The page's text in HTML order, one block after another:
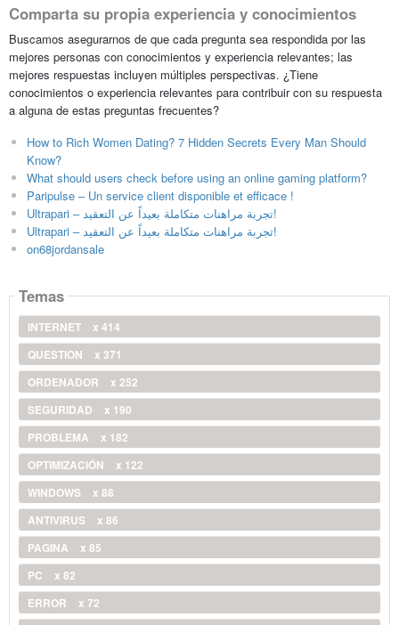
Comparta su propia experiencia y conocimientos
Buscamos asegurarnos de que cada pregunta sea respondida por las
mejores personas con conocimientos y experiencia relevantes; las
mejores respuestas incluyen múltiples perspectivas. ¿Tiene
conocimientos o experiencia relevantes para contribuir con su respuesta
a alguna de estas preguntas frecuentes?
How to Rich Women Dating? 7 Hidden Secrets Every Man Should
Know?
What should users check before using an online gaming platform?
Paripulse – Un service client disponible et efficace !
Ultrapari – تجربة مراهنات متكاملة بعيداً عن التعقيد!
Ultrapari – تجربة مراهنات متكاملة بعيداً عن التعقيد!
on68jordansale
Temas
INTERNET
x 414
QUESTION
x 371
ORDENADOR
x 252
SEGURIDAD
x 190
PROBLEMA
x 182
OPTIMIZACIÓN
x 122
WINDOWS
x 88
ANTIVIRUS
x 86
PAGINA
x 85
PC
x 82
ERROR
x 72